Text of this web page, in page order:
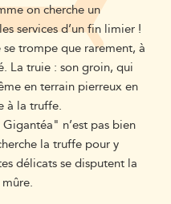
on cherche un
services d’un fin limier !
trompe que rarement, à
La truie : son groin, qui
en terrain pierreux en
à la truffe.
n’est pas bien
la truffe pour y
délicats se disputent la